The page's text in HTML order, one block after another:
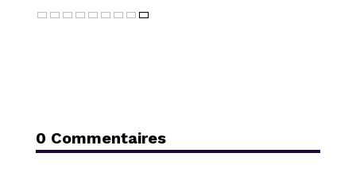
0 Commentaires